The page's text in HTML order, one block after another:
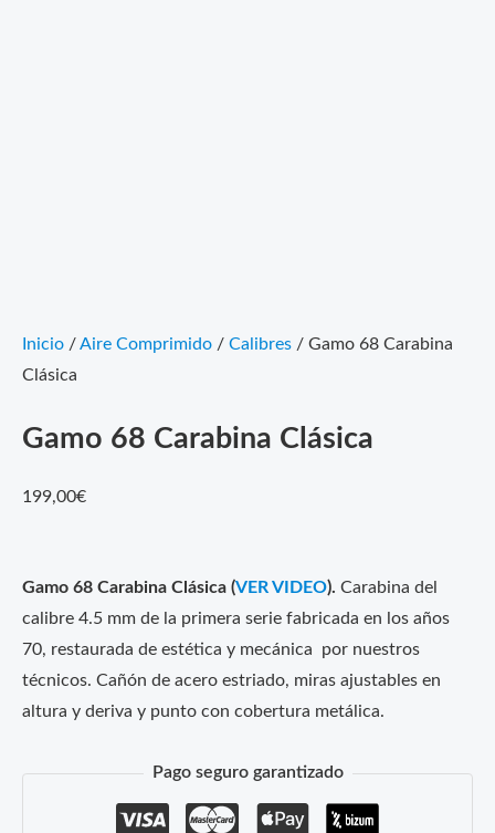
Inicio / Aire Comprimido / Calibres / Gamo 68 Carabina
Clásica
Gamo 68 Carabina Clásica
199,00€
Gamo 68 Carabina Clásica (VER VIDEO). Carabina del
calibre 4.5 mm de la primera serie fabricada en los años
70, restaurada de estética y mecánica por nuestros
técnicos. Cañón de acero estriado, miras ajustables en
altura y deriva y punto con cobertura metálica.
Pago seguro garantizado